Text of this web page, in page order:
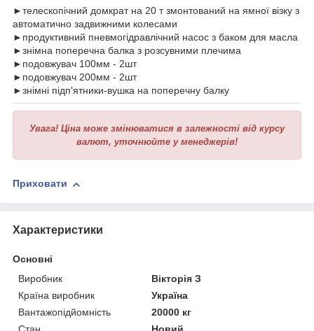
►телескопічний домкрат на 20 т змонтований на ямної візку з
автоматично задвижними колесами
►продуктивний пневмогідравлічний насос з баком для масла
►знімна поперечна балка з розсувними плечима
►подовжувач 100мм - 2шт
►подовжувач 200мм - 2шт
►знімні підп'ятники-вушка на поперечну балку
Увага! Ціна може змінюватися в залежності від курсу
валют, уточнюйте у менеджерів!
Приховати
Характеристики
Основні
Виробник
Вікторія З
Країна виробник
Україна
Вантажопідйомність
20000 кг
Стан
Новий